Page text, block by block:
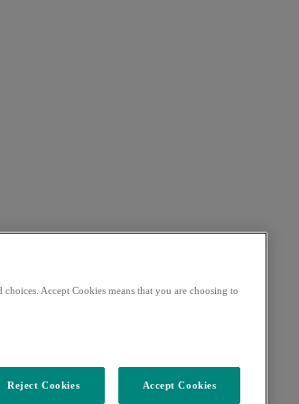
Accept Cookies means that you are choosing to
Reject Cookies Accept Cookies